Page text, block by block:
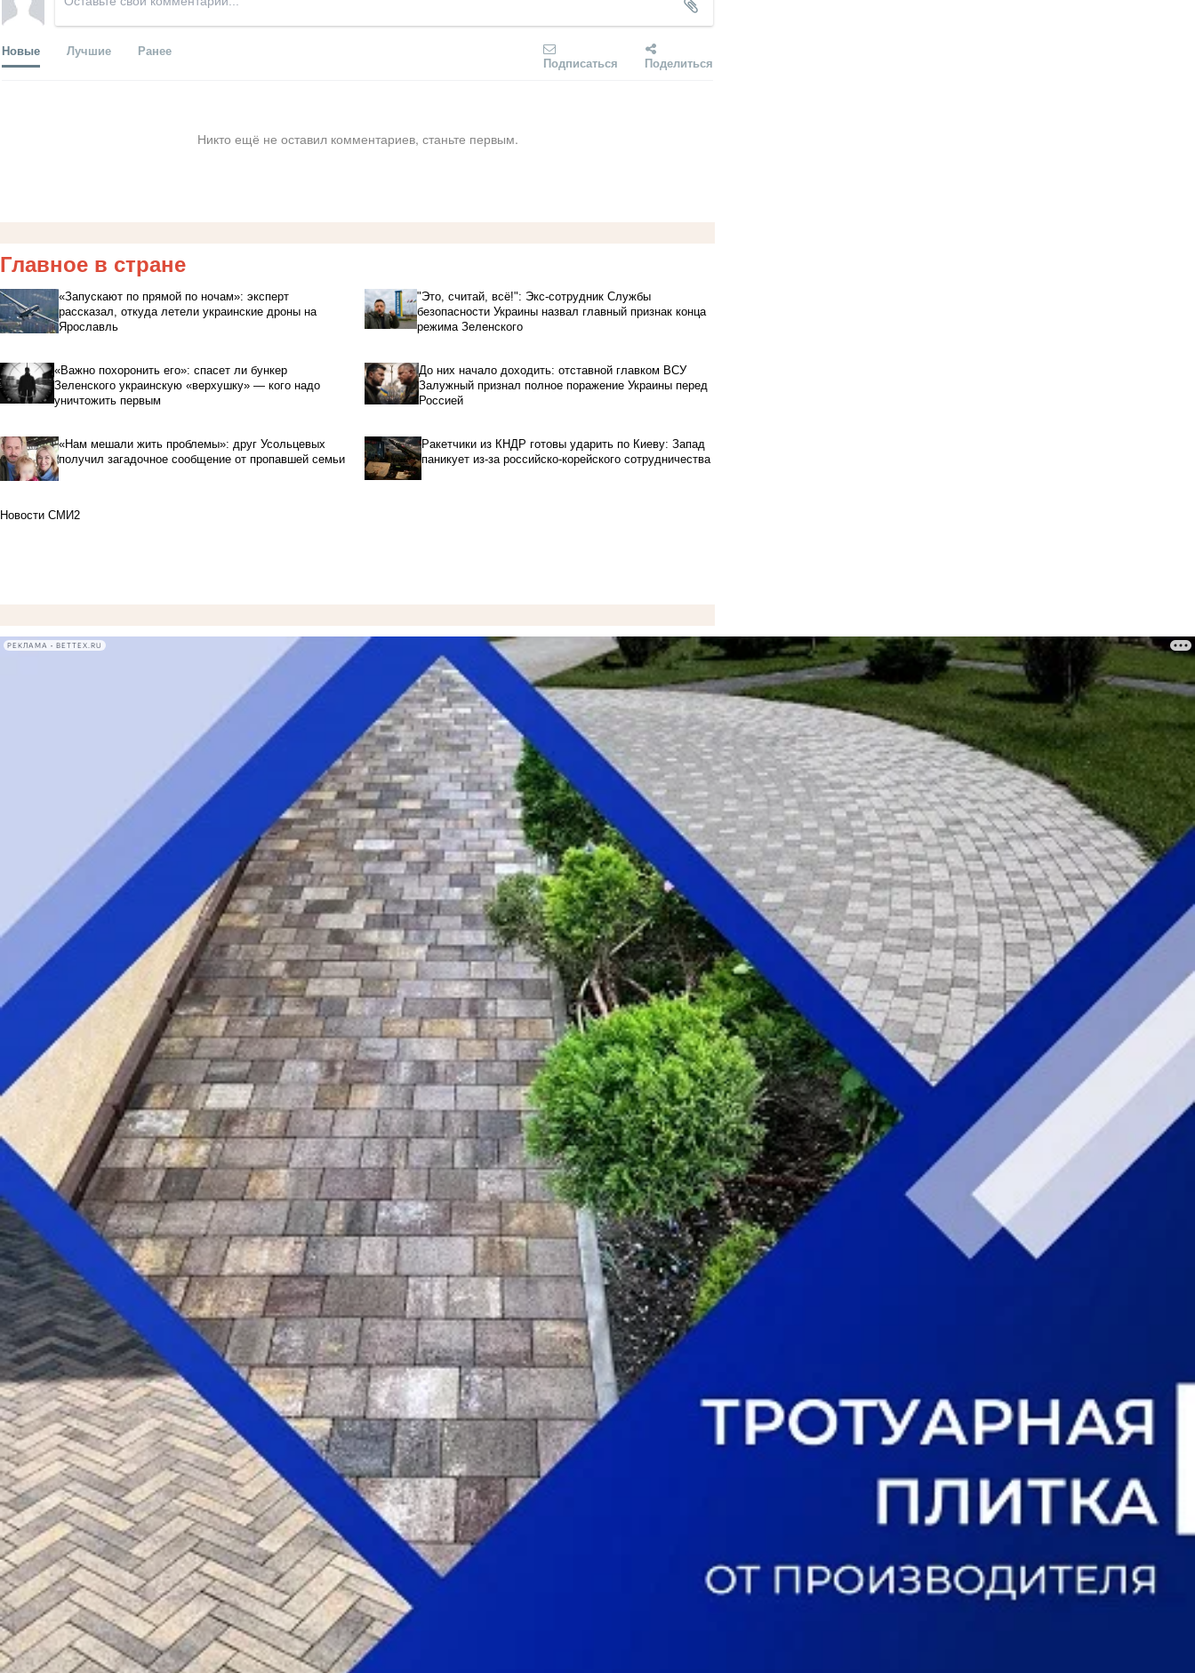
Новые Лучшие Ранее
Подписаться Поделиться
Никто ещё не оставил комментариев, станьте первым.
Главное в стране
«Запускают по прямой по ночам»: эксперт
рассказал, откуда летели украинские дроны на
Ярославль
"Это, считай, всё!": Экс-сотрудник Службы
безопасности Украины назвал главный признак конца
режима Зеленского
«Важно похоронить его»: спасет ли бункер
Зеленского украинскую «верхушку» — кого надо
уничтожить первым
До них начало доходить: отставной главком ВСУ
Залужный признал полное поражение Украины перед
Россией
«Нам мешали жить проблемы»: друг Усольцевых
получил загадочное сообщение от пропавшей семьи
Ракетчики из КНДР готовы ударить по Киеву: Запад
паникует из-за российско-корейского сотрудничества
Новости СМИ2
РЕКЛАМА • BETTEX.RU